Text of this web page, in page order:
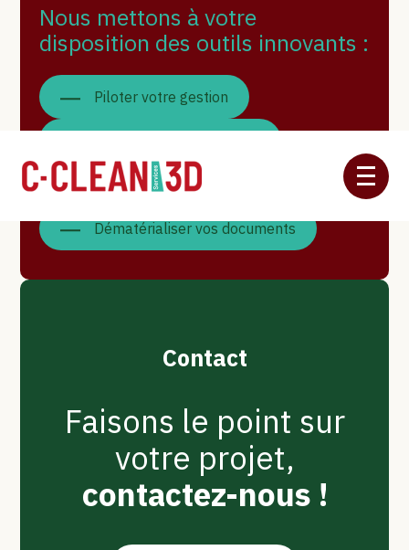
Aller
Nous mettons à votre
disposition des outils innovants :
Piloter votre gestion
Gérer vos ressources humaines
Dématérialiser vos documents
Contact
Faisons le point sur
votre projet,
contactez-nous !